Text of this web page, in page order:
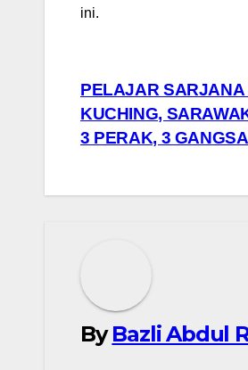
ini.
Navigasi
kiriman
PELAJAR SARJANA
KUCHING,
3 PERAK, 3
ByBazli Abdul